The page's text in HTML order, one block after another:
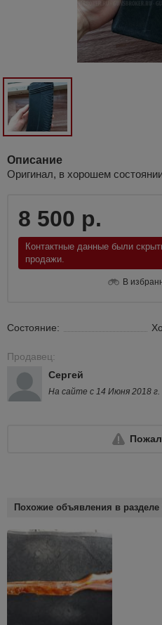
Описание
Оригинал, в хорошем
8 500 р.
Контактные данные были
продажи.
В
Состояние:
Продавец:
Сергей
На сайте с 14 Июня 2018 г.
Похожие объявления в